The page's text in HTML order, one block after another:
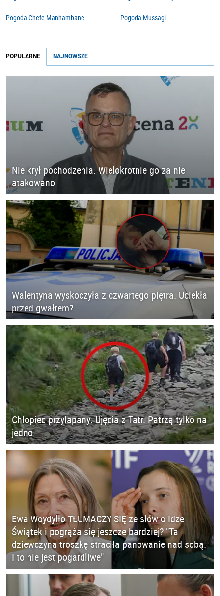
Pogoda Chefe Manhambane Pogoda Mussagi
POPULARNE NAJNOWSZE
Nie krył pochodzenia. Wielokrotnie go za nie
atakowano
Walentyna wyskoczyła z czwartego piętra. Uciekła
przed gwałtem?
Chłopiec przyłapany. Ujęcia z Tatr. Patrzą tylko na
jedno
Ewa Woydyłło TŁUMACZY SIĘ ze słów o Idze
Świątek i pogrąża się jeszcze bardziej? "Ta
dziewczyna troszkę straciła panowanie nad sobą.
I to nie jest pogardliwe"